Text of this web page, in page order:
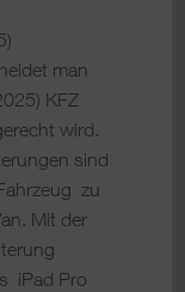
man
KFZ
wird.
sind
zu
Mit der
iPad Pro